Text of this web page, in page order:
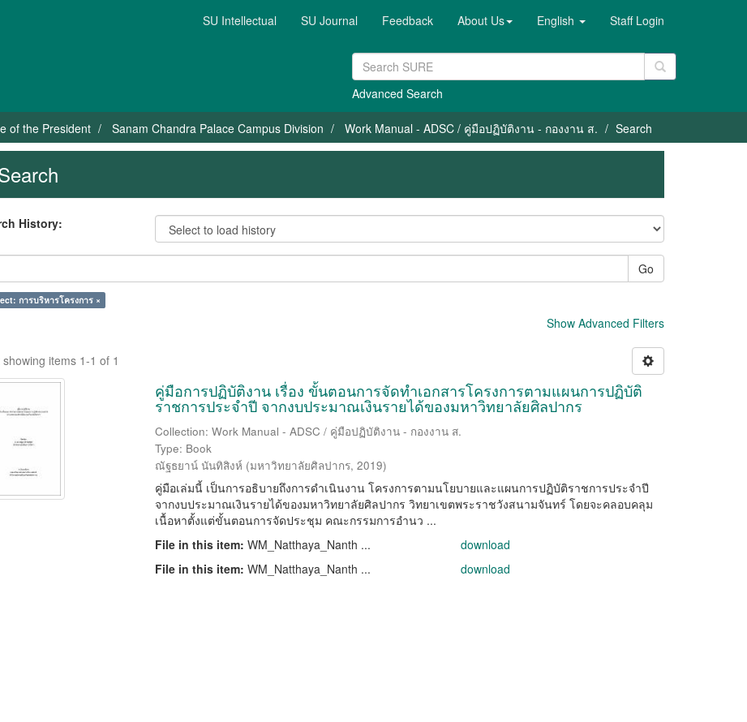
SU Intellectual SU Journal Feedback About Us English Staff Login
Advanced Search
of the President Sanam Chandra Palace Campus Division Work Manual - ADSC / คู่มือปฏิบัติงาน - กองงาน ส. Search
History:
Go
การบริหารโครงการ ×
Show Advanced Filters
showing items 1-1 of 1
คู่มือการปฏิบัติงาน เรื่อง ขั้นตอนการจัดทำเอกสารโครงการตามแผนการปฏิบัติ
ราชการประจำปี จากงบประมาณเงินรายได้ของมหาวิทยาลัยศิลปากร
Collection: Work Manual - ADSC / คู่มือปฏิบัติงาน - กองงาน ส.
Type: Book
ณัฐธยาน์ นันทิสิงห์ (มหาวิทยาลัยศิลปากร, 2019)
คู่มือเล่มนี้ เป็นการอธิบายถึงการดำเนินงาน โครงการตามนโยบายและแผนการปฏิบัติราชการประจำปี
จากงบประมาณเงินรายได้ของมหาวิทยาลัยศิลปากร วิทยาเขตพระราชวังสนามจันทร์ โดยจะคลอบคลุม
เนื้อหาตั้งแต่ขั้นตอนการจัดประชุม คณะกรรมการอำนว ...
File in this item: WM_Natthaya_Nanth ...
download
File in this item: WM_Natthaya_Nanth ... download